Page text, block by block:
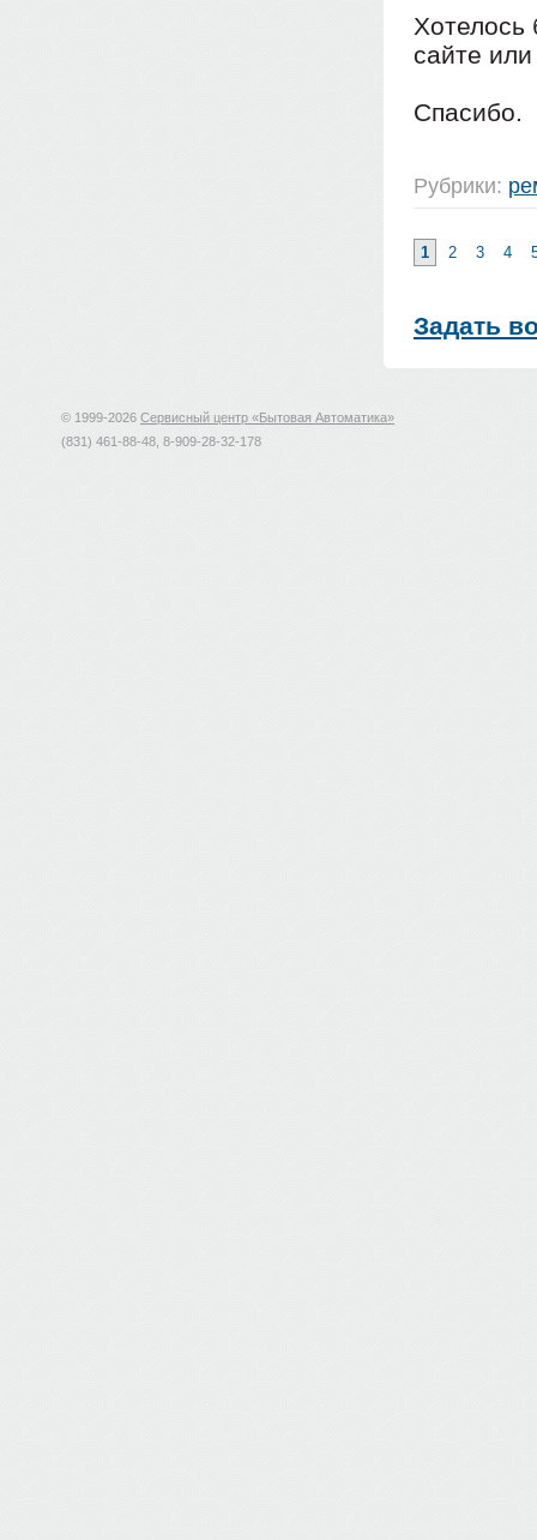
Хотелось
сайте
Спасибо.
Рубрики:
1 2 3 4
Задать
© 1999-2026 Сервисный центр «Бытовая Автоматика»
(831) 461-88-48, 8-909-28-32-178